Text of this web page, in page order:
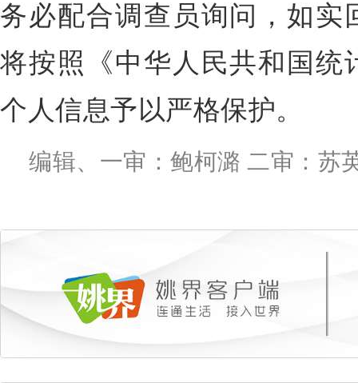
务必配合调查员询问，如实
将按照《中华人民共和国统
个人信息予以严格保护。
编辑、一审：鲍柯潞 二审：苏